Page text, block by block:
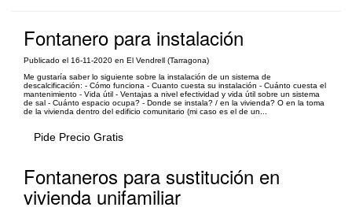
Fontanero para instalación
Publicado el 16-11-2020 en El Vendrell (Tarragona)
Me gustaría saber lo siguiente sobre la instalación de un sistema de
descalcificación: - Cómo funciona - Cuanto cuesta su instalación - Cuánto cuesta el
mantenimiento - Vida útil - Ventajas a nivel efectividad y vida útil sobre un sistema
de sal - Cuánto espacio ocupa? - Donde se instala? / en la vivienda? O en la toma
de la vivienda dentro del edificio comunitario (mi caso es el de un...
Pide Precio Gratis
Fontaneros para sustitución en
vivienda unifamiliar